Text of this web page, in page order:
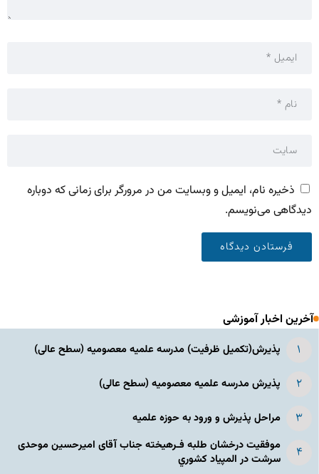
ذخیره نام، ایمیل و وبسایت من در مرورگر برای زمانی که دوباره
دیدگاهی می‌نویسم.
آخرین اخبار آموزشی
پذیرش(تکمیل ظرفیت) مدرسه علمیه معصومیه‌ (سطح عالی)
پذیرش مدرسه علمیه معصومیه‌ (سطح عالی)
مراحل پذیرش و ورود به حوزه علمیه
موفقیت درخشان طلبه فـرهیخته جناب آقای امیرحسین موحدی
سرشت در المپياد كشوري